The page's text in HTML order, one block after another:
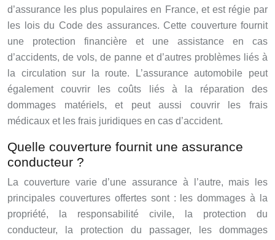
d’assurance les plus populaires en France, et est régie par
les lois du Code des assurances. Cette couverture fournit
une protection financière et une assistance en cas
d’accidents, de vols, de panne et d’autres problèmes liés à
la circulation sur la route. L’assurance automobile peut
également couvrir les coûts liés à la réparation des
dommages matériels, et peut aussi couvrir les frais
médicaux et les frais juridiques en cas d’accident.
Quelle couverture fournit une assurance
conducteur ?
La couverture varie d’une assurance à l’autre, mais les
principales couvertures offertes sont : les dommages à la
propriété, la responsabilité civile, la protection du
conducteur, la protection du passager, les dommages